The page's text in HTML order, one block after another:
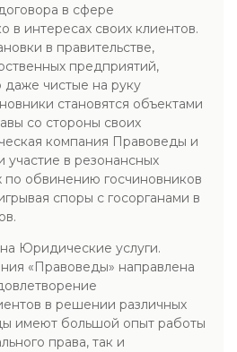
в сфере
в интересах своих клиентов.
в правительстве,
предприятий,
даже чистые на руку
становятся объектами
со стороны своих
компания Правоведы и
участие в резонансных
по обвинению госчиновников
споры с госорганами в
Юридические услуги.
«Правоведы» направлена
в решении различных
имеют большой опыт работы
права, так и